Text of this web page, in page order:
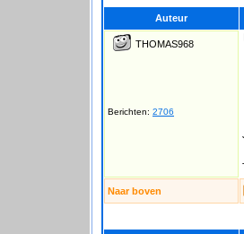
Auteur
THOMAS968
Berichten: 2706
Naar boven